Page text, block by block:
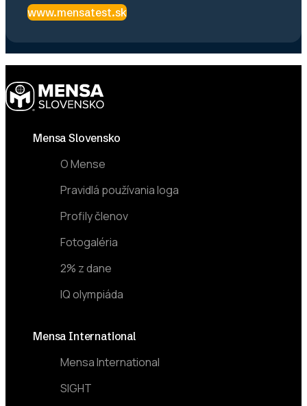
www.mensatest.sk
FooterMensa Slovensko
O Mense
Pravidlá používania loga
Profily členov
Fotogaléria
2% z dane
IQ olympiáda
Mensa International
Mensa International
SIGHT